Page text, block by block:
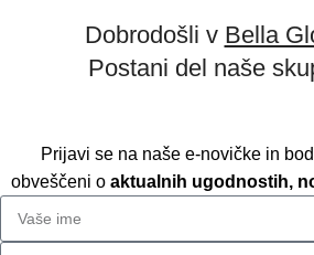
Dobrodošli v Bella
Postani del naše
Prijavi se na naše e-novičke in
obveščeni o aktualnih ugodnostih,